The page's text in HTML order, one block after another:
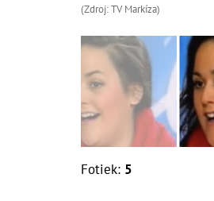
(Zdroj: TV Markíza)
Fotiek: 5